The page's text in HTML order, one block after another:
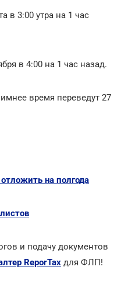
в 3:00 утра на 1 час
в 4:00 на 1 час назад.
время переведут 27
на полгода
и подачу документов
ReporTax для ФЛП!